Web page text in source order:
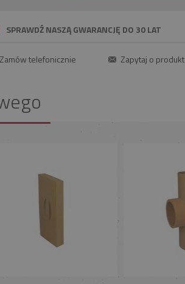
SPRAWDŹ NASZĄ GWARANCJĘ DO 30 LAT
Zamów telefonicznie Zapytaj o produkt